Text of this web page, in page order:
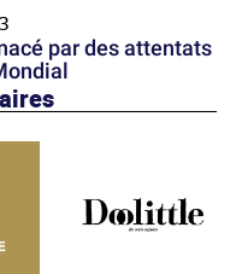
par des attentats